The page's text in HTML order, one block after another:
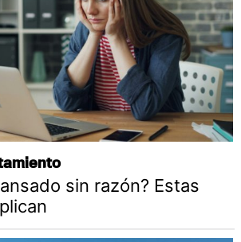
sin razón? Estas